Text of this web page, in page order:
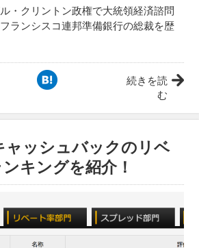
・クリントン政権で大統領経済諮問
ランシスコ連邦準備銀行の総裁を歴
続きを読
む
ャッシュバックのリベ
キングを紹介！